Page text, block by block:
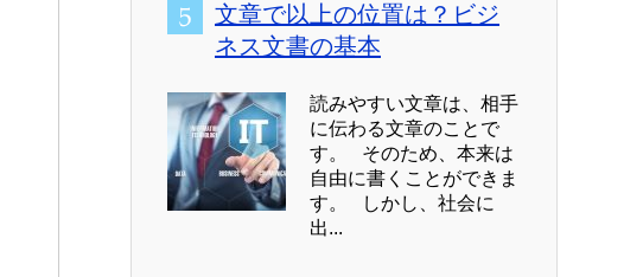
文章で以上の位置は？ビジ
ネス文書の基本
読みやすい文章は、相手
に伝わる文章のことで
す。 そのため、本来は
自由に書くことができま
す。 しかし、社会に
出...